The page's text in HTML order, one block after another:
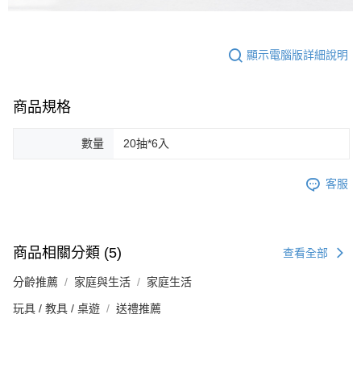
顯示電腦版詳細說明
商品規格
數量 20抽*6入
客服
商品相關分類 (5) 查看全部
分齡推薦 家庭與生活 家庭生活
玩具 / 教具 / 桌遊 送禮推薦